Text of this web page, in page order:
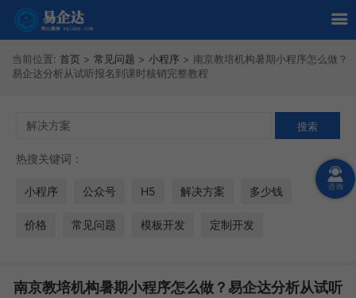
当前位置: 首页 > 常见问题 > 小程序 > 南京教培机构暑期小程序怎么做？
易企达分析从试听报名到课时核销完整教程
热搜关键词：
小程序 公众号 H5 解决方案 多少钱
价格 常见问题 模板开发 定制开发
南京教培机构暑期小程序怎么做？易企达分析从试听